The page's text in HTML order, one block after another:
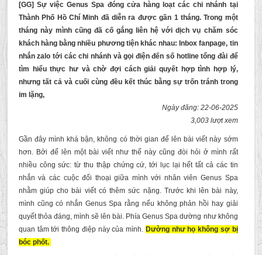
[GG] Sự việc Genus Spa đóng cửa hàng loạt các chi nhánh tại
Thành Phố Hồ Chí Minh đã diễn ra được gần 1 tháng. Trong một
tháng này mình cũng đã cố gắng liên hệ với dịch vụ chăm sóc
khách hàng bằng nhiều phương tiện khác nhau: Inbox fanpage, tin
nhắn zalo tới các chi nhánh và gọi điện đến số hotline tổng đài để
tìm hiểu thực hư và chờ đợi cách giải quyết hợp tình hợp lý,
nhưng tất cả và cuối cùng đều kết thúc bằng sự trốn tránh trong
im lặng,
Ngày đăng: 22-06-2025
3,003 lượt xem
Gần đây mình khá bận, không có thời gian để lên bài viết này sớm
hơn. Bởi để lên một bài viết như thế này cũng đòi hỏi ở mình rất
nhiều công sức: từ thu thập chứng cứ, tới lục lại hết tất cả các tin
nhắn và các cuộc đối thoại giữa mình với nhân viên Genus Spa
nhằm giúp cho bài viết có thêm sức nặng. Trước khi lên bài này,
mình cũng có nhắn Genus Spa rằng nếu không phản hồi hay giải
quyết thỏa đáng, mình sẽ lên bài. Phía Genus Spa dường như không
quan tâm tới thông điệp này của mình. Dường như họ không sợ bị
bóc phốt.